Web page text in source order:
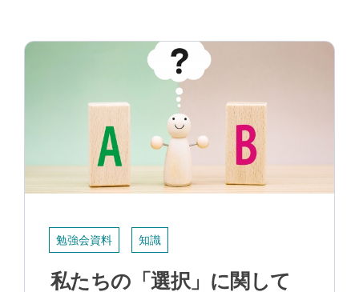
勉強会資料 知識
私たちの「選択」に関して